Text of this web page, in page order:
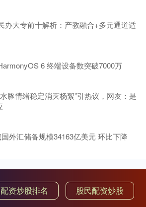
办大专前十解析：产教融合+多元通道适
6 终端设备数突破7000万
豚情绪稳定消灭杨絮”引热议，网友：是
外汇储备规模34163亿美元 环比下降
配资炒股排名 股民配资炒股